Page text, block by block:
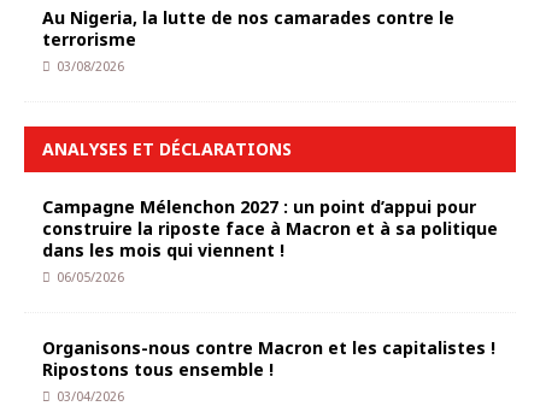
Au Nigeria, la lutte de nos camarades contre le
terrorisme
03/08/2026
ANALYSES ET DÉCLARATIONS
Campagne Mélenchon 2027 : un point d’appui pour
construire la riposte face à Macron et à sa politique
dans les mois qui viennent !
06/05/2026
Organisons-nous contre Macron et les capitalistes !
Ripostons tous ensemble !
03/04/2026